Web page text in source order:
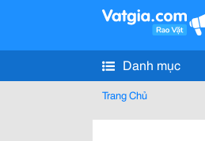
Danh mục
Trang Chủ